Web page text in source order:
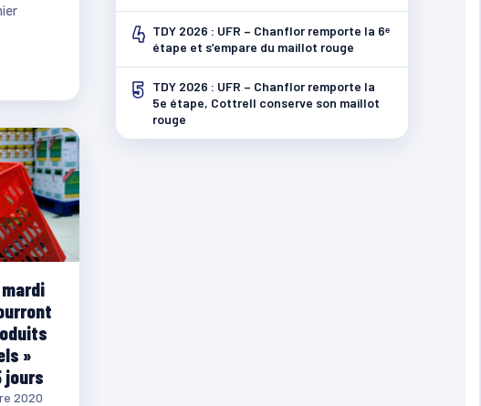
»
jours
2020
4 TDY 2026 : UFR – Chanflor remporte la 6ᵉ
étape et s’empare du maillot rouge
5
TDY 2026 : UFR – Chanflor remporte la
5e étape, Cottrell conserve son maillot
rouge